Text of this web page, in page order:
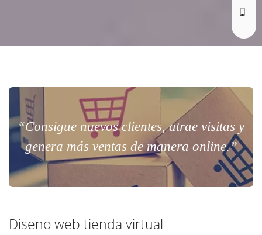
“Consigue nuevos clientes, atrae visitas y
genera más ventas de manera online.”
Diseno web tienda virtual